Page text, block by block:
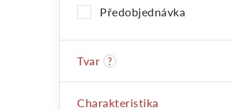
n
n
Předobjednávka
Tvar ?
Charakteristika